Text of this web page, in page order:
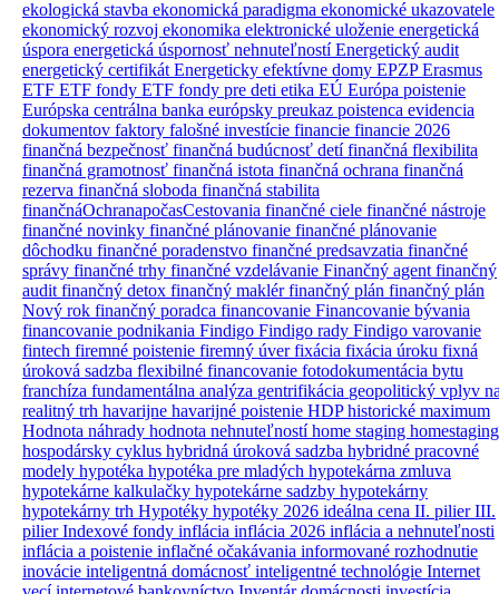
ekologická stavba ekonomická paradigma ekonomické ukazovatele
ekonomický rozvoj ekonomika elektronické uloženie energetická
úspora energetická úspornosť nehnuteľnostíEnergetický audit
energetický certifikát Energeticky efektívne domy EPZPErasmus
ETF ETF fondy ETF fondy pre deti etika EÚ Európa poistenie
Európska centrálna banka európsky preukaz poistenca evidencia
dokumentov faktory falošné investície financie financie 2026
finančná bezpečnosť finančná budúcnosť detífinančná flexibilita
finančná gramotnosť finančná istota finančná ochrana finančná
rezerva finančná sloboda finančná stabilita
finančnáOchranapočasCestovania finančné ciele finančné nástroje
finančné novinky finančné plánovanie finančné plánovanie
dôchodku finančné poradenstvo finančné predsavzatia finančné
správy finančné trhy finančné vzdelávanie Finančný agent finančný
audit finančný detox finančný maklérfinančný plán finančný plán
Nový rok finančný poradca financovanie Financovanie bývania
financovanie podnikania Findigo Findigo rady Findigo varovanie
fintech firemné poistenie firemný úverfixácia fixácia úroku fixná
úroková sadzba flexibilné financovanie fotodokumentácia bytu
franchíza fundamentálna analýza gentrifikácia geopolitický vplyv
realitný trh havarijne havarijné poistenie HDPhistorické maximum
Hodnota náhrady hodnota nehnuteľnostíhome staging homestaging
hospodársky cyklus hybridná úroková sadzba hybridné pracovné
modely hypotéka hypotéka pre mladých hypotekárna zmluva
hypotekárne kalkulačky hypotekárne sadzby hypotekárny
hypotekárny trh Hypotéky hypotéky 2026 ideálna cena II. pilierIII.
pilierIndexové fondy inflácia inflácia 2026 inflácia a nehnuteľnosti
inflácia a poistenie inflačné očakávania informované rozhodnutie
inovácie inteligentná domácnosť inteligentné technológie Internet